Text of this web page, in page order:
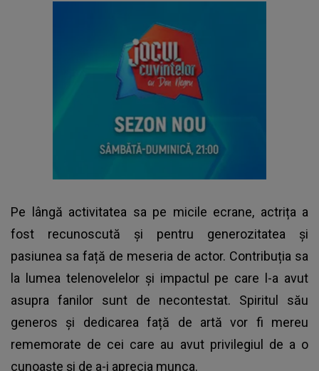
Pe lângă activitatea sa pe micile ecrane, actrița a
fost recunoscută și pentru generozitatea și
pasiunea sa față de meseria de actor. Contribuția sa
la lumea telenovelelor și impactul pe care l-a avut
asupra fanilor sunt de necontestat. Spiritul său
generos și dedicarea față de artă vor fi mereu
rememorate de cei care au avut privilegiul de a o
cunoaște și de a-i aprecia munca.